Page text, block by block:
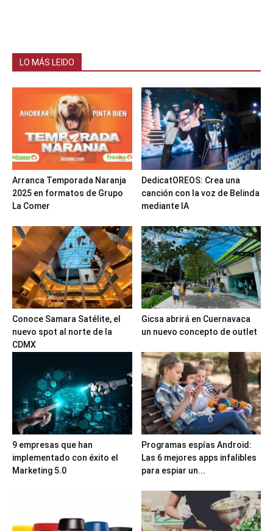
LO MÁS LEIDO
Arranca Temporada Naranja
2025 en formatos de Grupo
La Comer
DedicatOREOS: Crea una
canción con la voz de Belinda
mediante IA
Conoce Samara Satélite, el
nuevo spot al norte de la
CDMX
Gicsa abrirá en Cuernavaca
un nuevo concepto de outlet
9 empresas que han
implementado con éxito el
Marketing 5.0
Programas espías Android:
Las 6 mejores apps infalibles
para espiar un...